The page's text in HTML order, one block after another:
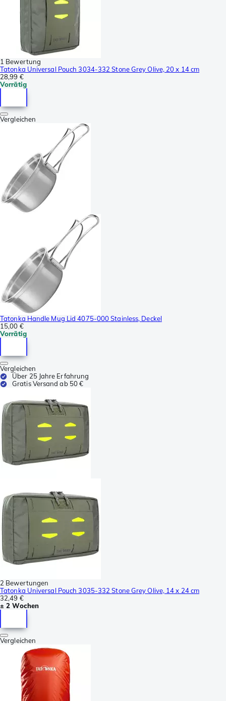
1 Bewertung
Tatonka Universal Pouch 3034-332 Stone Grey Olive, 20 x 14 cm
28,99 €
Vorrätig
Vergleichen
Tatonka Handle Mug Lid 4075-000 Stainless, Deckel
15,00 €
Vorrätig
Vergleichen
Über 25 Jahre Erfahrung
Gratis Versand ab 50 €
2 Bewertungen
Tatonka Universal Pouch 3035-332 Stone Grey Olive, 14 x 24 cm
32,49 €
± 2 Wochen
Vergleichen